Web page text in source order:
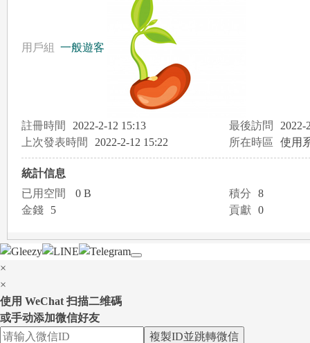
用戶組 一般遊客
註冊時間 2022-2-12 15:13 最後訪問
2022-
上次發表時間
2022-2-12 15:22 所在時區 使用
統計信息
已用空間
0 B 積分
8
金錢
5 貢獻 0
×
×
使用 WeChat 扫描二维碼
或手动添加微信好友
複製ID並跳轉微信